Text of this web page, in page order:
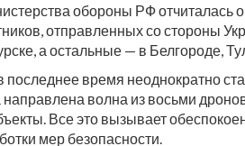
обороны РФ отчиталась о
отправленных со стороны
а остальные — в Белгороде,
последнее время неоднократно
направлена волна из восьми
Все это вызывает
мер безопасности.